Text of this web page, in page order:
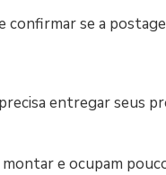
se a
entregar seus
e ocupam